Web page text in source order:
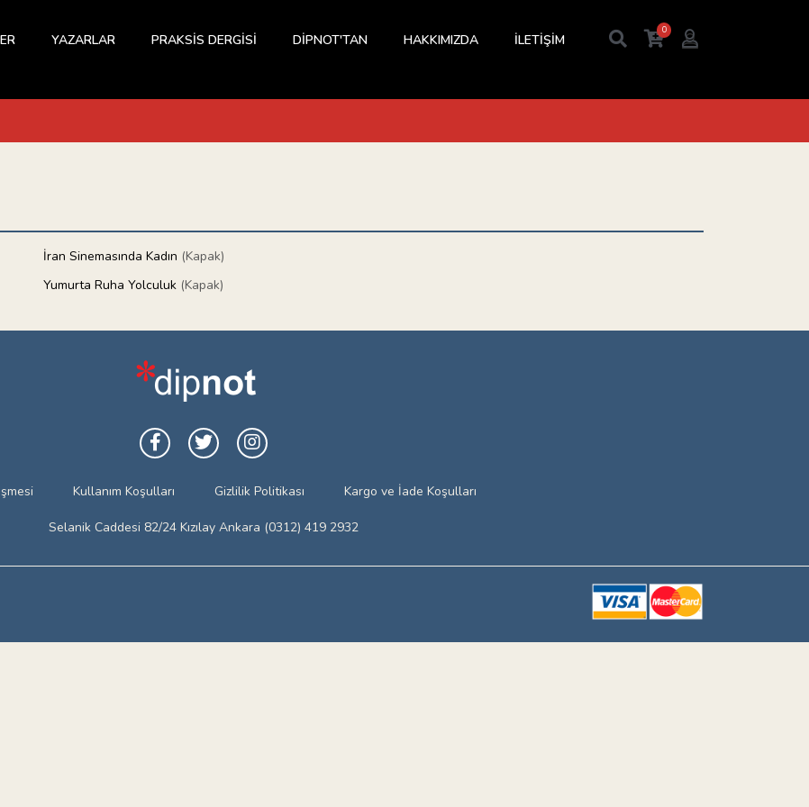
YAZARLAR PRAKSİS DERGİSİ DİPNOT'TAN HAKKIMIZDA İLETİŞİM
0
İran Sinemasında Kadın (Kapak)
Yumurta Ruha Yolculuk(Kapak)
Kullanım Koşulları Gizlilik Politikası Kargo ve İade Koşulları
Selanik Caddesi 82/24 Kızılay Ankara (0312) 419 2932